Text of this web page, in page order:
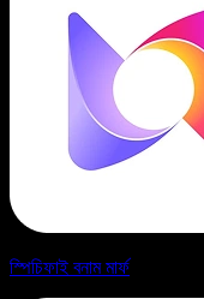
স্পিচিফাই বনাম মার্ফ